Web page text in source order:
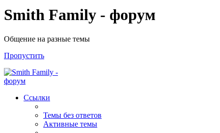
Smith Family - форум
Общение на разные темы
Пропустить
Ссылки
Темы без ответов
Активные темы